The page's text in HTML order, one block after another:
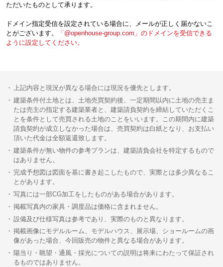
ただいたものとして承ります。
ドメイン指定受信を設定されている場合に、メールが正しく届かないこ
とがございます。
「@openhouse-group.com」のドメインを受信できる
ように設定してください。
上記内容と現況が異なる場合には現況を優先とします。
建築条件付土地とは、土地売買契約後、一定期間以内に土地の売主ま
たは売主の指定する建築業者と、建築請負契約を締結していただくこ
とを条件として売買される土地のことをいいます。この期間内に建築
請負契約が成立しなかった場合は、売買契約は白紙となり、お支払い
頂いた代金は全額返還致します。
建築条件が無い物件の参考プランは、建築請負会社を特定するもので
はありません。
完成予想図は図面を基に書き起こしたもので、実際とは多少異なるこ
とがあります。
写真には一部CG加工をしたものがある場合があります。
掲載写真内の家具・調度品は価格に含まれません。
設備及び仕様写真は参考であり、実際のものと異なります。
掲載画像にモデルルーム、モデルハウス、展示場、ショールームの画
像があった場合、今回販売の物件と異なる場合があります。
陽当り・眺望・通風・採光についての説明は将来にわたって保証され
るものではありません。